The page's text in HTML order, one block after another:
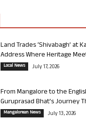
Land Trades ‘Shivabagh’ at
Address Where Heritage
Local News July 17, 2026
From Mangalore to the
Guruprasad Bhat’s Journey
Mangalorean News July 13, 2026